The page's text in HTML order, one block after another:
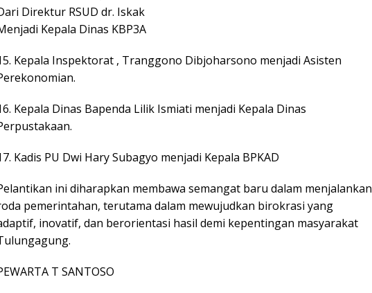
Direktur RSUD dr. Iskak
Kepala Dinas KBP3A
Kepala Inspektorat , Tranggono Dibjoharsono menjadi Asisten
Kepala Dinas Bapenda Lilik Ismiati menjadi Kepala Dinas
Kadis PU Dwi Hary Subagyo menjadi Kepala BPKAD
ini diharapkan membawa semangat baru dalam menjalankan
pemerintahan, terutama dalam mewujudkan birokrasi yang
inovatif, dan berorientasi hasil demi kepentingan masyarakat
T SANTOSO